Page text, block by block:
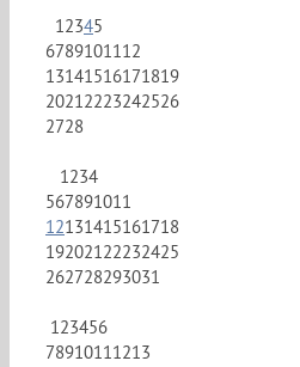
1 2345
67891011 12
13141516171819
2021 2223242526
2728
1 234
567891011
12131415161718
192021 22232425
262728293031
1 23456
7891011 1213